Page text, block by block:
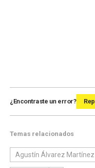
¿Encontraste un error?
Temas relacionados
Agustín Álvarez Martínez